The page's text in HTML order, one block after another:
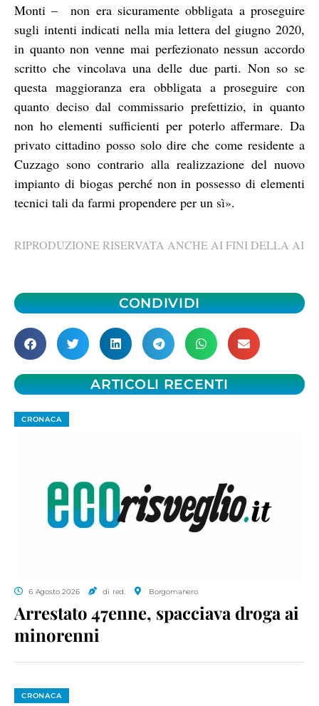
Monti –
non era sicuramente obbligata a proseguire
sugli intenti indicati nella mia lettera del giugno 2020,
in quanto non venne mai perfezionato nessun accordo
scritto che vincolava una delle due parti. Non so se
questa maggioranza era obbligata a proseguire con
quanto deciso dal commissario prefettizio, in quanto
non ho elementi sufficienti per poterlo affermare. Da
privato cittadino posso solo dire che come residente a
Cuzzago sono contrario alla realizzazione del nuovo
impianto di biogas perché non in possesso di elementi
tecnici tali da farmi propendere per un sì».
RIPRODUZIONE RISERVATA ANCHE AI FINI DELLA AI
CONDIVIDI
ARTICOLI RECENTI
CRONACA
6 Agosto 2026 di red. Borgomanero
Arrestato 47enne, spacciava droga ai
minorenni
CRONACA